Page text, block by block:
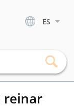
ES
reinar